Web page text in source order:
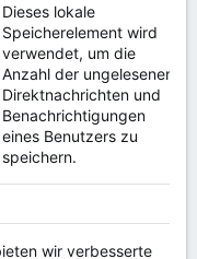
Dieses lokale
Speicherelement wird
verwendet, um die
Anzahl der ungelesenen
Direktnachrichten und
Benachrichtigungen
eines Benutzers zu
speichern.
wir verbesserte